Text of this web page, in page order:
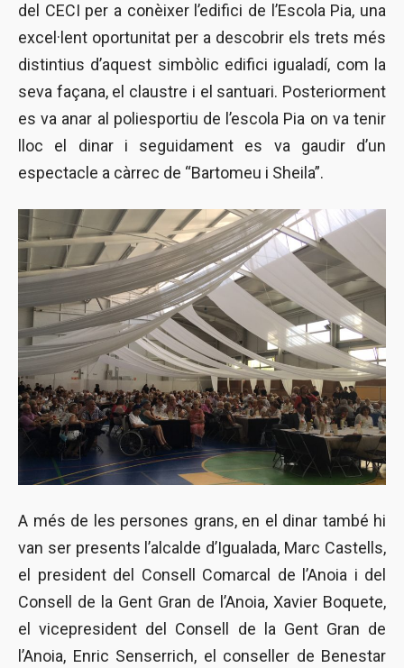
del CECI per a conèixer l’edifici de l’Escola Pia, una
excel·lent oportunitat per a descobrir els trets més
distintius d’aquest simbòlic edifici igualadí, com la
seva façana, el claustre i el santuari. Posteriorment
es va anar al poliesportiu de l’escola Pia on va tenir
lloc el dinar i seguidament es va gaudir d’un
espectacle a càrrec de “Bartomeu i Sheila”.
A més de les persones grans, en el dinar també hi
van ser presents l’alcalde d’Igualada, Marc Castells,
el president del Consell Comarcal de l’Anoia i del
Consell de la Gent Gran de l’Anoia, Xavier Boquete,
el vicepresident del Consell de la Gent Gran de
l’Anoia, Enric Senserrich, el conseller de Benestar